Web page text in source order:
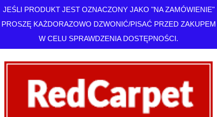
JEŚLI PRODUKT JEST OZNACZONY JAKO "NA ZAMÓWIENIE"
PROSZĘ KAŻDORAZOWO DZWONIĆ/PISAĆ PRZED ZAKUPEM
W CELU SPRAWDZENIA DOSTĘPNOŚCI.